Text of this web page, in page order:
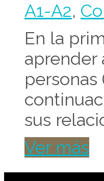
A1-A2,
En la
aprender
personas
sus
Ver más